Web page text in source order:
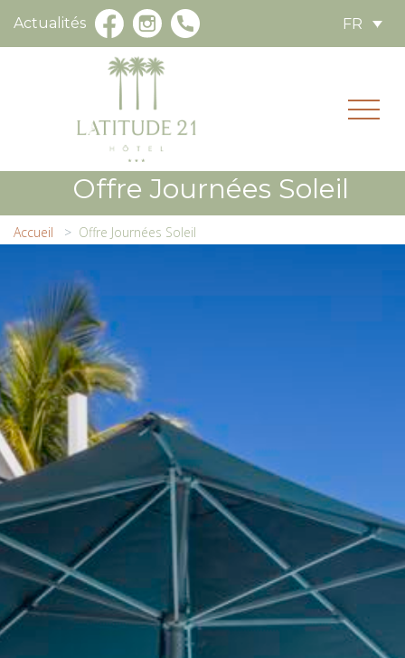
Actualités FR
Offre Journées Soleil
Accueil Offre Journées Soleil